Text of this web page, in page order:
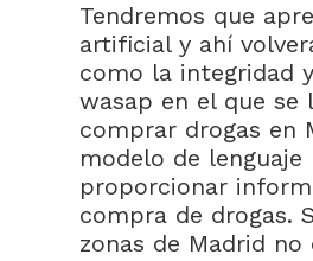
Tendremos que
artificial y ahí
como la integridad
wasap en el que se
comprar drogas en
modelo de
proporcionar
compra de drogas.
zonas de Madrid